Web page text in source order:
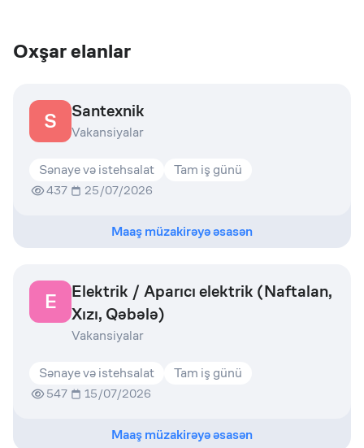
Oxşar elanlar
S Santexnik
Vakansiyalar
Sənaye və istehsalat Tam iş günü
437 25/07/2026
Maaş müzakirəyə əsasən
E
Elektrik / Aparıcı elektrik (Naftalan,
Xızı, Qəbələ)
Vakansiyalar
Sənaye və istehsalat Tam iş günü
547 15/07/2026
Maaş müzakirəyə əsasən